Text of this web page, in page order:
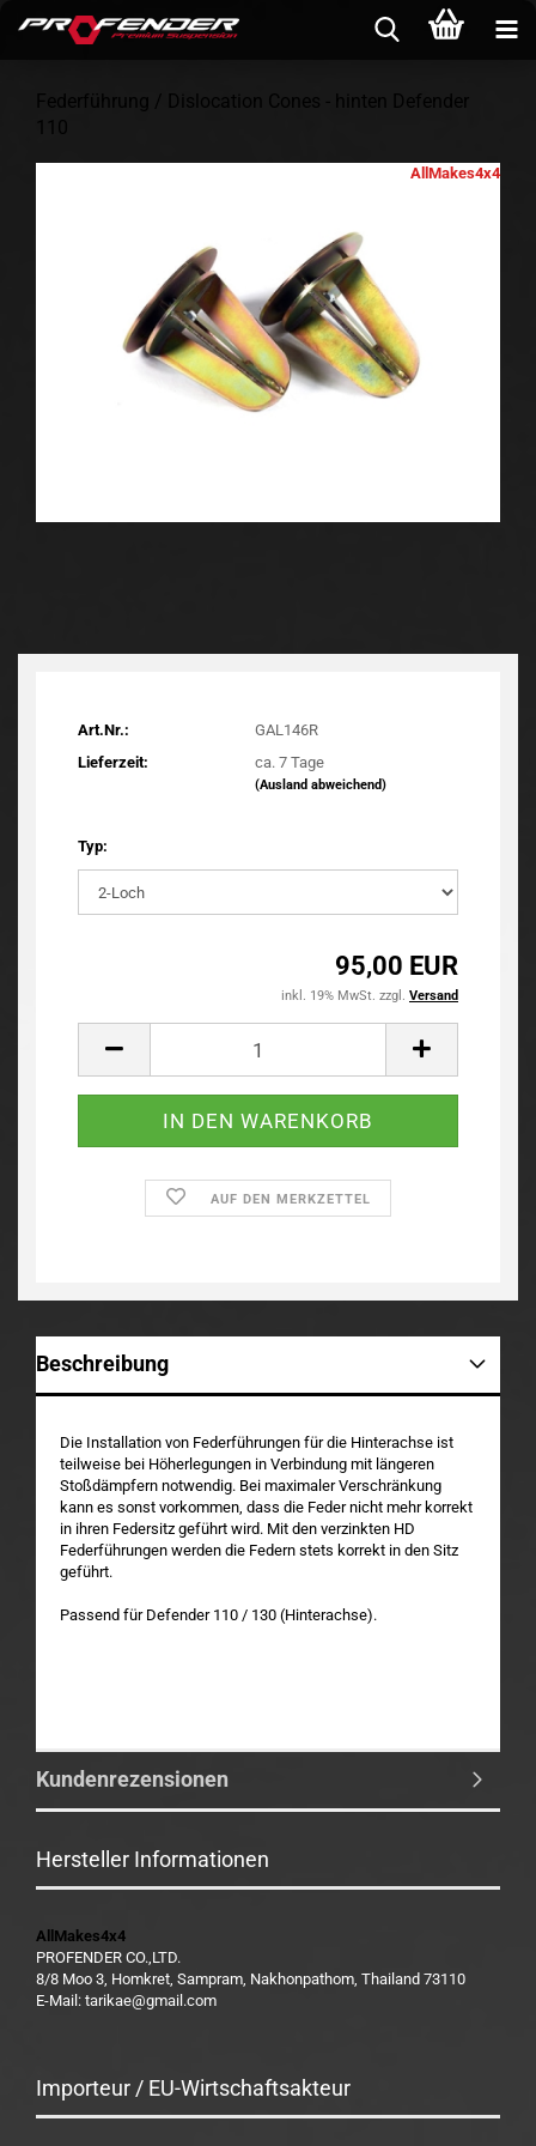
Federführung / Dislocation Cones - hinten Defender
110
AllMakes4x4
Art.Nr.:
GAL146R
Lieferzeit:
ca. 7 Tage
(Ausland abweichend)
Typ:
95,00 EUR
inkl. 19% MwSt. zzgl. Versand
AUF DEN MERKZETTEL
Beschreibung
Die Installation von Federführungen für die Hinterachse ist
teilweise bei Höherlegungen in Verbindung mit längeren
Stoßdämpfern notwendig. Bei maximaler Verschränkung
kann es sonst vorkommen, dass die Feder nicht mehr korrekt
in ihren Federsitz geführt wird. Mit den verzinkten HD
Federführungen werden die Federn stets korrekt in den Sitz
geführt.
Passend für Defender 110 / 130 (Hinterachse).
Kundenrezensionen
Hersteller Informationen
AllMakes4x4
PROFENDER CO.,LTD.
8/8 Moo 3, Homkret, Sampram, Nakhonpathom, Thailand 73110
E-Mail: tarikae@gmail.com
Importeur / EU-Wirtschaftsakteur